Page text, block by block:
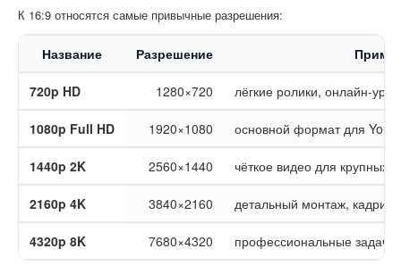
К 16:9 относятся самые привычные разрешения:
Название Разрешение
720p HD 1280×720 лёгкие ролики, онлайн-
1080p Full HD 1920×1080 основной формат для
1440p 2K 2560×1440 чёткое видео для крупных
2160p 4K 3840×2160 детальный монтаж,
4320p 8K 7680×4320 профессиональные